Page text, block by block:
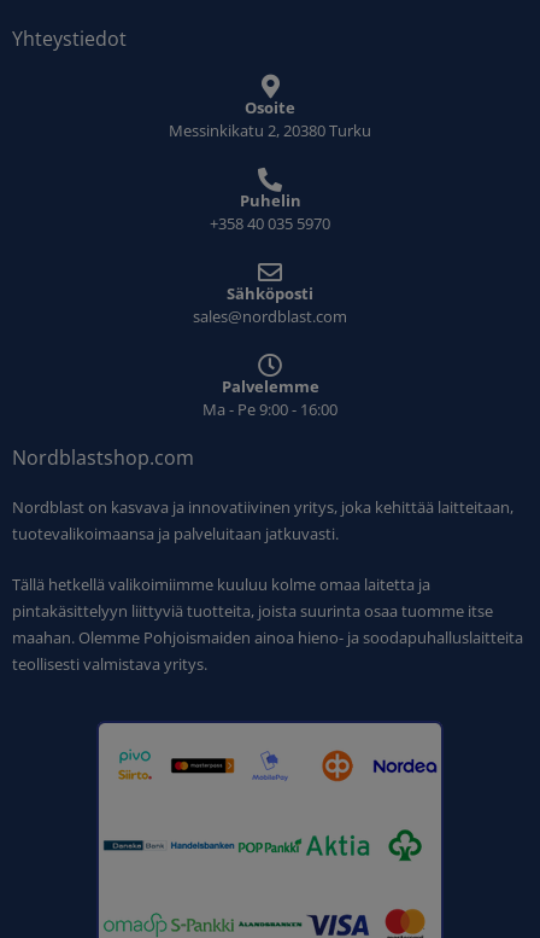
Yhteystiedot
Osoite
Messinkikatu 2, 20380 Turku
Puhelin
+358 40 035 5970
Sähköposti
sales@nordblast.com
Palvelemme
Ma - Pe 9:00 - 16:00
Nordblastshop.com
Nordblast on kasvava ja innovatiivinen yritys, joka kehittää laitteitaan,
tuotevalikoimaansa ja palveluitaan jatkuvasti.
Tällä hetkellä valikoimiimme kuuluu kolme omaa laitetta ja
pintakäsittelyyn liittyviä tuotteita, joista suurinta osaa tuomme itse
maahan. Olemme Pohjoismaiden ainoa hieno- ja soodapuhalluslaitteita
teollisesti valmistava yritys.